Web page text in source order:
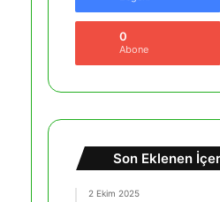
0
Abone
Son Eklenen
2 Ekim 2025